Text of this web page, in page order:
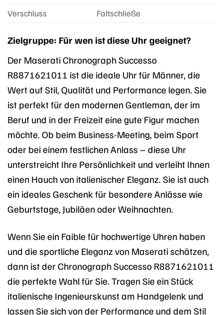
Verschluss
Faltschließe
Zielgruppe: Für wen ist diese Uhr geeignet?
Der Maserati Chronograph Successo
R8871621011 ist die ideale Uhr für Männer, die
Wert auf Stil, Qualität und Performance legen. Sie
ist perfekt für den modernen Gentleman, der im
Beruf und in der Freizeit eine gute Figur machen
möchte. Ob beim Business-Meeting, beim Sport
oder bei einem festlichen Anlass – diese Uhr
unterstreicht Ihre Persönlichkeit und verleiht Ihnen
einen Hauch von italienischer Eleganz. Sie ist auch
ein ideales Geschenk für besondere Anlässe wie
Geburtstage, Jubiläen oder Weihnachten.
Wenn Sie ein Faible für hochwertige Uhren haben
und die sportliche Eleganz von Maserati schätzen,
dann ist der Chronograph Successo R8871621011
die perfekte Wahl für Sie. Tragen Sie ein Stück
italienische Ingenieurskunst am Handgelenk und
lassen Sie sich von der Performance und dem Stil